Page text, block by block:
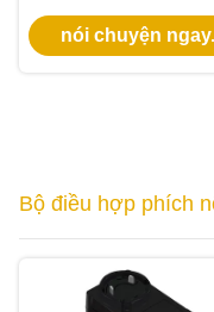
với bảo hành 3
và nhiều điện áp
nói chuyện ngay.
Bộ điều hợp phích